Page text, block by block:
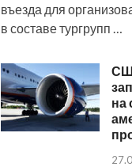
въезда для
в составе тургрупп …
на